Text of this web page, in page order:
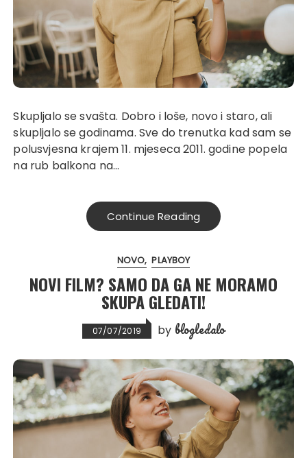
Skupljalo se svašta. Dobro i loše, novo i staro, ali
skupljalo se godinama. Sve do trenutka kad sam se
polusvjesna krajem 11. mjeseca 2011. godine popela
na rub balkona na…
Continue Reading
NOVO PLAYBOY
NOVI FILM? SAMO DA GA NE MORAMO
SKUPA GLEDATI!
07/07/2019 by blogledalo